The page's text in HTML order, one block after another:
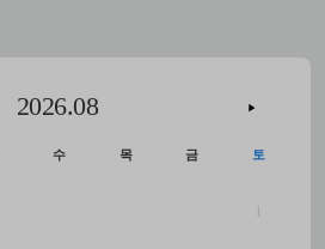
2026.08 ▶
수 목 금 토